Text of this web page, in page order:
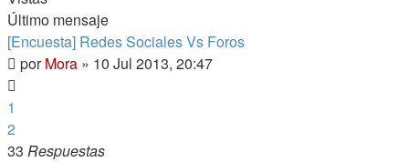
Último mensaje
[Encuesta] Redes Sociales Vs Foros
porMora » 10 Jul 2013, 20:47
1
2
33 Respuestas